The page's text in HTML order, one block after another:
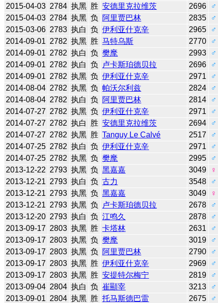
2015-04-03 2784 执黑 胜 安德里克拉维茨 2696
♂
2015-04-03 2784 执黑 负 阿里贾巴林 2835
♂
2015-03-06 2783 执白 负 伊利亚什克辛 2965
♂
2014-09-01 2782 执黑 胜 马特乌斯 2770
♂
2014-09-01 2782 执白 负 樊麾 2993
♂
2014-09-01 2782 执白 负 卢卡斯珀德贝拉 2696
♂
2014-09-01 2782 执黑 负 伊利亚什克辛 2971
♂
2014-08-04 2782 执黑 负 帕沃尔利兹 2824
♂
2014-08-04 2782 执白 负 阿里贾巴林 2814
♂
2014-07-27 2782 执黑 负 伊利亚什克辛 2971
♂
2014-07-27 2782 执白 胜 安德里克拉维茨 2694
♂
2014-07-27 2782 执黑 胜 Tanguy Le Calvé 2517
♂
2014-07-25 2782 执白 负 伊利亚什克辛 2971
♂
2014-07-25 2782 执黑 负 樊麾 2995
♂
2013-12-22 2793 执黑 负 黑嘉嘉 3049
♀
2013-12-21 2793 执白 负 古力 3548
♂
2013-12-21 2793 执黑 负 黑嘉嘉 3049
♀
2013-12-21 2793 执黑 负 卢卡斯珀德贝拉 2678
♂
2013-12-20 2793 执白 负 江鸣久 2878
♂
2013-09-17 2803 执黑 胜 卡塔林 2631
♂
2013-09-17 2803 执黑 负 樊麾 3019
♂
2013-09-17 2803 执黑 负 阿里贾巴林 2790
♂
2013-09-17 2803 执黑 胜 伊利亚什克辛 2969
♂
2013-09-17 2803 执黑 胜 安提特尔梅宁 2819
♂
2013-09-04 2804 执白 负 崔顯宰 3213
♂
2013-09-01 2804 执黑 胜 托马斯德巴雷 2675
♂